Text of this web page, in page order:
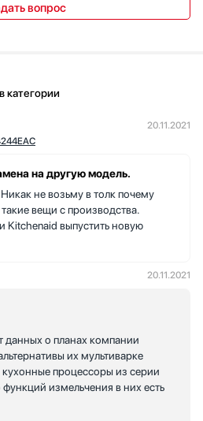
вопрос
категории
20.11.2021
на другую модель.
не возьму в толк почему
вещи с производства.
Kitchenaid выпустить новую
20.11.2021
данных о планах компании
их мультиварке
процессоры из серии
измельчения в них есть